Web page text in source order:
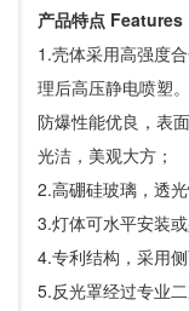
产品特点 Features
1.壳体采用高强度
理后高压静电喷塑
防爆性能优良，表
光洁，美观大方；
2.高硼硅玻璃，透
3.灯体可水平安装
4.专利结构，采用
5.反光罩经过专业